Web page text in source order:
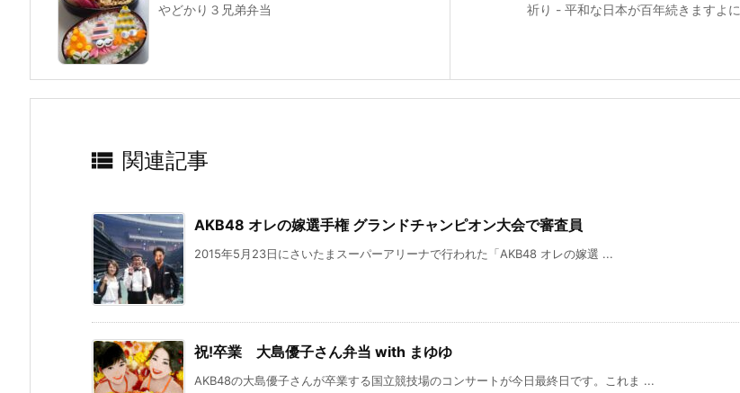
祈り - 平和な日本が百年続きますよに
やどかり３兄弟弁当
 関連記事
AKB48 オレの嫁選手権 グランドチャンピオン大会で審査員
2015年5月23日にさいたまスーパーアリーナで行われた「AKB48 オレの嫁選 ...
祝!卒業 大島優子さん弁当 with まゆゆ
AKB48の大島優子さんが卒業する国立競技場のコンサートが今日最終日です。これま ...